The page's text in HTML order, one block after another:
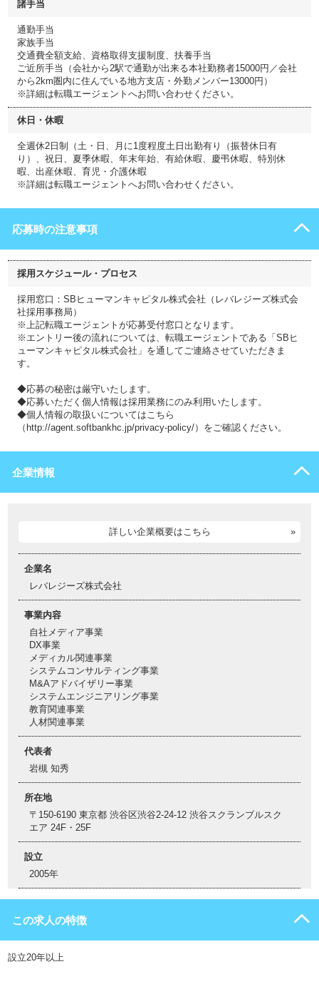
諸手当
通勤手当
家族手当
交通費全額支給、資格取得支援制度、扶養手当
ご近所手当（会社から2駅で通勤が出来る本社勤務者15000円／会社
から2km圏内に住んでいる地方支店・外勤メンバー13000円）
※詳細は転職エージェントへお問い合わせください。
休日・休暇
全週休2日制（土・日、月に1度程度土日出勤有り（振替休日有
り）、祝日、夏季休暇、年末年始、有給休暇、慶弔休暇、特別休
暇、出産休暇、育児・介護休暇
※詳細は転職エージェントへお問い合わせください。
応募時の注意事項
採用スケジュール・プロセス
採用窓口：SBヒューマンキャピタル株式会社（レバレジーズ株式会
社採用事務局）
※上記転職エージェントが応募受付窓口となります。
※エントリー後の流れについては、転職エージェントである「SBヒ
ューマンキャピタル株式会社」を通してご連絡させていただきま
す。
◆応募の秘密は厳守いたします。
◆応募いただく個人情報は採用業務にのみ利用いたします。
◆個人情報の取扱いについてはこちら
（http://agent.softbankhc.jp/privacy-policy/）をご確認ください。
企業情報
詳しい企業概要はこちら
企業名
レバレジーズ株式会社
事業内容
自社メディア事業
DX事業
メディカル関連事業
システムコンサルティング事業
M&Aアドバイザリー事業
システムエンジニアリング事業
教育関連事業
人材関連事業
代表者
岩槻 知秀
所在地
〒150-6190 東京都 渋谷区渋谷2-24-12 渋谷スクランブルスク
エア 24F・25F
設立
2005年
この求人の特徴
設立20年以上